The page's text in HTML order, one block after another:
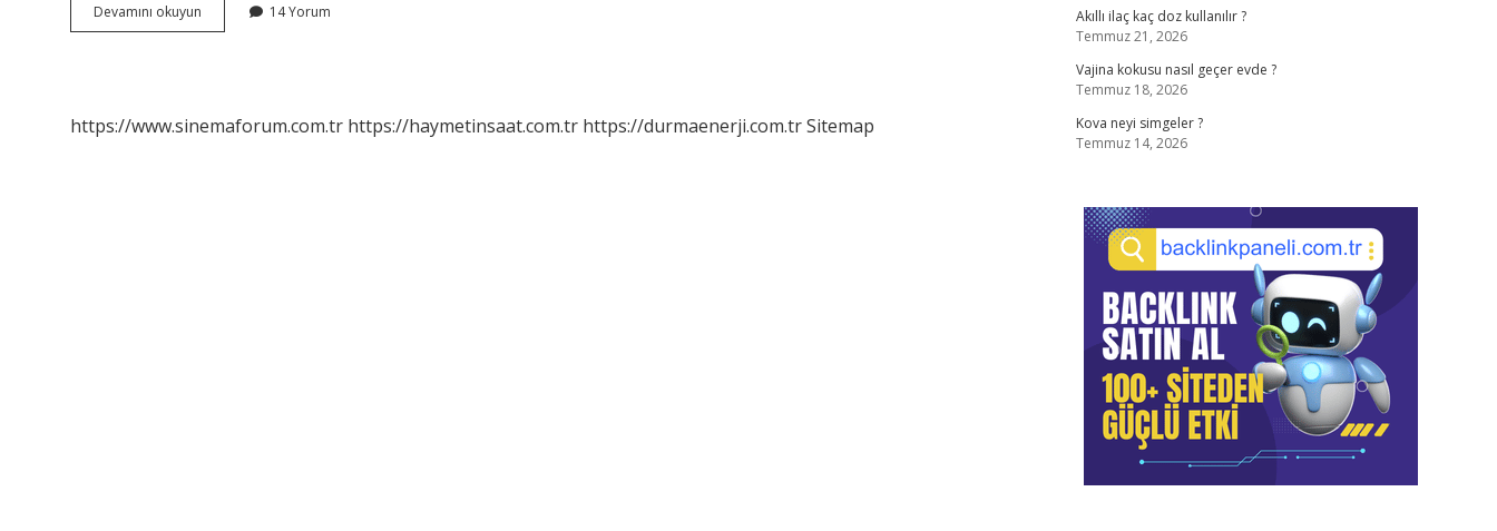
Devamını okuyun Monoteizm
Kelimesinin
14 Yorum
https://www.sinemaforum.com.tr https://haymetinsaat.com.tr https://durmaenerji.com.trSitemap
Akıllı ilaç kaç doz kullanılır ?
Temmuz 21, 2026
Vajina kokusu nasıl geçer evde ?
Temmuz 18, 2026
Kova neyi simgeler ?
Temmuz 14, 2026